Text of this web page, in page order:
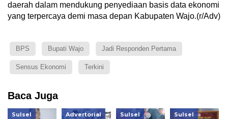
daerah dalam mendukung penyediaan basis data ekonomi
yang terpercaya demi masa depan Kabupaten Wajo.(r/Adv)
BPS Bupati Wajo Jadi Responden Pertama
Sensus Ekonomi Terkini
Baca Juga
Sulsel Advertorial Sulsel Sulsel